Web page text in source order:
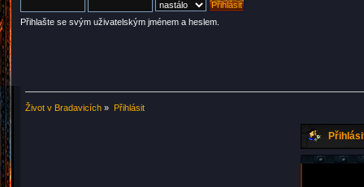
Přihlašte se svým uživatelským jménem a heslem.
Život v Bradavicích » Přihlásit